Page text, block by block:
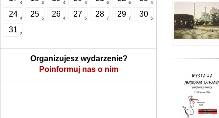
4 3 4 4 6 6 4
24
4
25
5
26
4
27
5
28
7
29
7
30
5
31
2
Organizujesz wydarzenie?
Poinformuj nas o nim